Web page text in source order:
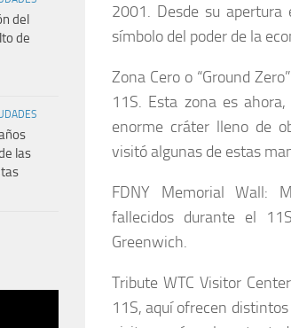
2001. Desde su
símbolo del poder de la
Zona Cero o “Ground
11S. Esta zona es
enorme cráter lleno de
visitó algunas de estas
FDNY Memorial Wall:
fallecidos durante el
Greenwich.
Tribute WTC Visitor
11S, aquí ofrecen
del
de
las